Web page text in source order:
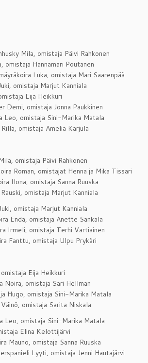
Mila, omistaja Päivi Rahkonen
Hannamari Poutanen
Luka, omistaja Mari Saarenpää
omistaja Marjut Kanniala
Eija Heikkuri
Demi, omistaja Jonna Paukkinen
Leo, omistaja Sini-Marika Matala
omistaja Amelia Karjula
omistaja Päivi Rahkonen
Roman, omistajat Henna ja Mika Tissari
Ilona, omistaja Sanna Ruuska
omistaja Marjut Kanniala
omistaja Marjut Kanniala
Enda, omistaja Anette Sankala
Irmeli, omistaja Terhi Vartiainen
Fanttu, omistaja Ulpu Prykäri
Eija Heikkuri
Noira, omistaja Sari Hellman
Hugo, omistaja Sini-Marika Matala
omistaja Sarita Niskala
Leo, omistaja Sini-Marika Matala
Elina Kelottijärvi
Mauno, omistaja Sanna Ruuska
Lyyti, omistaja Jenni Hautajärvi